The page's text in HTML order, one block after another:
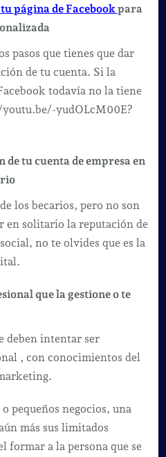
página de Facebookpara
pasos que tienes que dar
de tu cuenta. Si la
todavía no la tiene
yudOLcM00E?
de tu cuenta de empresa en
los becarios, pero no son
en solitario la reputación de
no te olvides que es la
que la gestione o te
deben intentar ser
, con conocimientos del
pequeños negocios, una
más sus limitados
formar a la persona que se